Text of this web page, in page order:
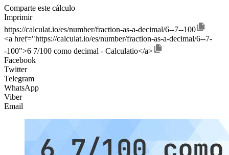
Comparte este cálculo
Imprimir
https://calculat.io/es/number/fraction-as-a-decimal/6--7--100
<a href="https://calculat.io/es/number/fraction-as-a-decimal/6--7-
-100">6 7/100 como decimal - Calculatio</a>
Facebook
Twitter
Telegram
WhatsApp
Viber
Email